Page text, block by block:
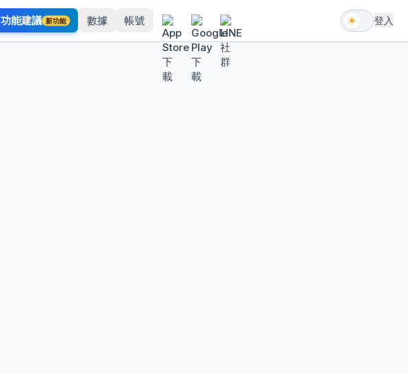
功能建議 新功能 數據 帳號 登入